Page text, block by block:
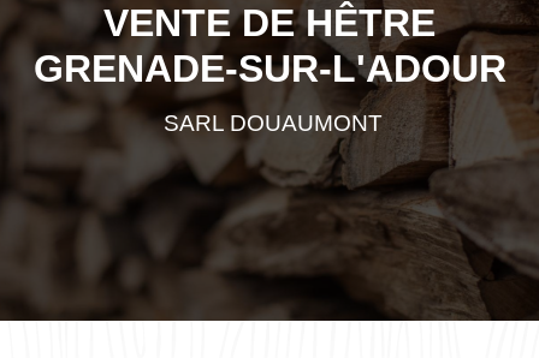
VENTE DE HÊTRE
GRENADE-SUR-L'ADOUR
SARL DOUAUMONT